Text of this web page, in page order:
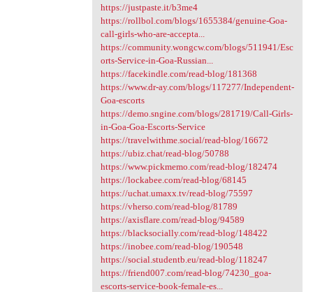
https://justpaste.it/b3me4
https://rollbol.com/blogs/1655384/genuine-Goa-
call-girls-who-are-accepta...
https://community.wongcw.com/blogs/511941/Esc
orts-Service-in-Goa-Russian...
https://facekindle.com/read-blog/181368
https://www.dr-ay.com/blogs/117277/Independent-
Goa-escorts
https://demo.sngine.com/blogs/281719/Call-Girls-
in-Goa-Goa-Escorts-Service
https://travelwithme.social/read-blog/16672
https://ubiz.chat/read-blog/50788
https://www.pickmemo.com/read-blog/182474
https://lockabee.com/read-blog/68145
https://uchat.umaxx.tv/read-blog/75597
https://vherso.com/read-blog/81789
https://axisflare.com/read-blog/94589
https://blacksocially.com/read-blog/148422
https://inobee.com/read-blog/190548
https://social.studentb.eu/read-blog/118247
https://friend007.com/read-blog/74230_goa-
escorts-service-book-female-es...